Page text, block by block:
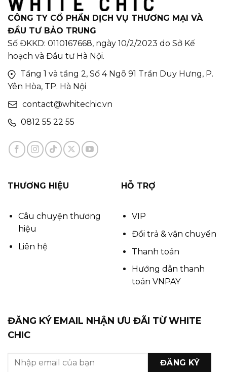
CÔNG TY CỔ PHẦN DỊCH VỤ THƯƠNG MẠI VÀ
ĐẦU TƯ BẢO TRUNG
Số ĐKKD: 0110167668, ngày 10/2/2023 do Sở Kế
hoạch và Đầu tư Hà Nội.
Tầng 1 và tầng 2, Số 4 Ngõ 91 Trần Duy Hưng, P.
Yên Hòa, TP. Hà Nội
contact@whitechic.vn
0812 55 22 55
THƯƠNG HIỆU
Câu chuyện thương
hiệu
Liên hệ
HỖ TRỢ
VIP
Đổi trả & vận chuyển
Thanh toán
Hướng dẫn thanh
toán VNPAY
ĐĂNG KÝ EMAIL NHẬN ƯU ĐÃI TỪ WHITE
CHIC